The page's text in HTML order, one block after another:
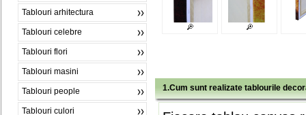
Tablouri arhitectura
Tablouri celebre
Tablouri flori
Tablouri masini
Tablouri people
Tablouri culori
1.Cum sunt realizate tablourile